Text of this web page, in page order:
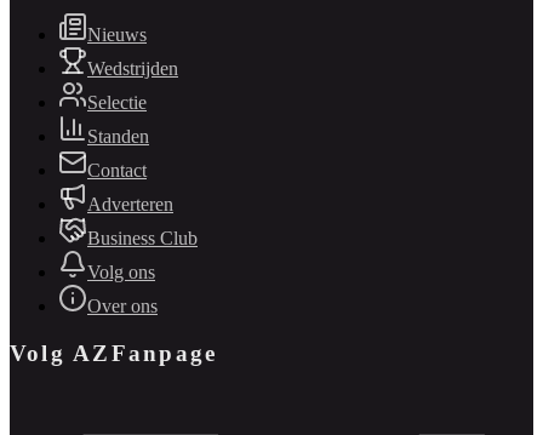
Nieuws
Wedstrijden
Selectie
Standen
Contact
Adverteren
Business Club
Volg ons
Over ons
Volg AZFanpage